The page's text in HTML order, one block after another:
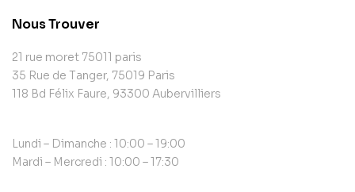
Nous Trouver
21 rue moret 75011 paris
35 Rue de Tanger, 75019 Paris
118 Bd Félix Faure, 93300 Aubervilliers
Lundi – Dimanche : 10:00 – 19:00
Mardi – Mercredi : 10:00 – 17:30